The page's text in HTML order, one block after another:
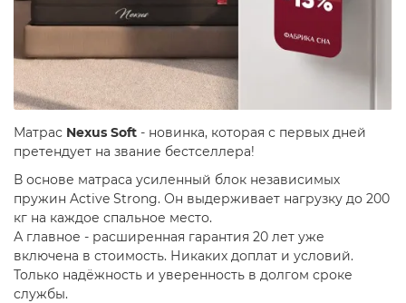
Матрас Nexus Soft - новинка, которая с первых дней
претендует на звание бестселлера!
В основе матраса усиленный блок независимых
пружин Active Strong. Он выдерживает нагрузку до 200
кг на каждое спальное место.
А главное - расширенная гарантия 20 лет уже
включена в стоимость. Никаких доплат и условий.
Только надёжность и уверенность в долгом сроке
службы.